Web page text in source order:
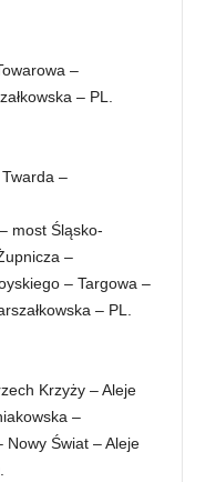
–
– PL.
–
most Śląsko-
–
– Targowa –
– PL.
Krzyży – Aleje
–
Nowy Świat – Aleje